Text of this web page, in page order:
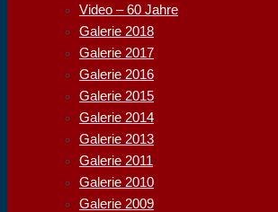
Video – 60 Jahre
Galerie 2018
Galerie 2017
Galerie 2016
Galerie 2015
Galerie 2014
Galerie 2013
Galerie 2011
Galerie 2010
Galerie 2009